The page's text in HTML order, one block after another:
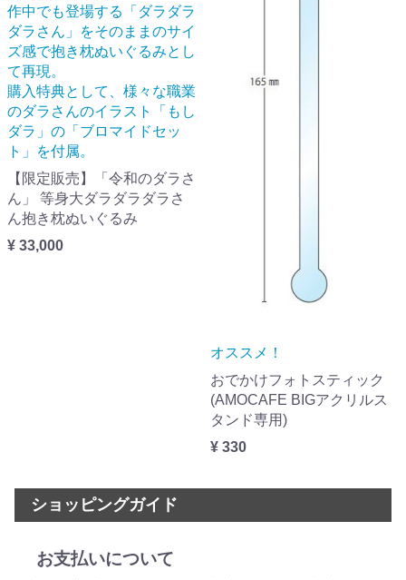
作中でも登場する「ダラダラ
ダラさん」をそのままのサイ
ズ感で抱き枕ぬいぐるみとし
て再現。
購入特典として、様々な職業
のダラさんのイラスト「もし
ダラ」の「ブロマイドセッ
ト」を付属。
【限定販売】「令和のダラさ
ん」 等身大ダラダラダラさ
ん抱き枕ぬいぐるみ
¥ 33,000
オススメ！
おでかけフォトスティック
(AMOCAFE BIGアクリルス
タンド専用)
¥ 330
ショッピングガイド
お支払いについて